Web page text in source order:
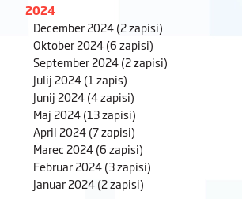
2024
December 2024(2 zapisi)
Oktober 2024(6 zapisi)
September 2024(2 zapisi)
Julij 2024(1 zapis)
Junij 2024(4 zapisi)
Maj 2024(13 zapisi)
April 2024(7 zapisi)
Marec 2024(6 zapisi)
Februar 2024(3 zapisi)
Januar 2024(2 zapisi)